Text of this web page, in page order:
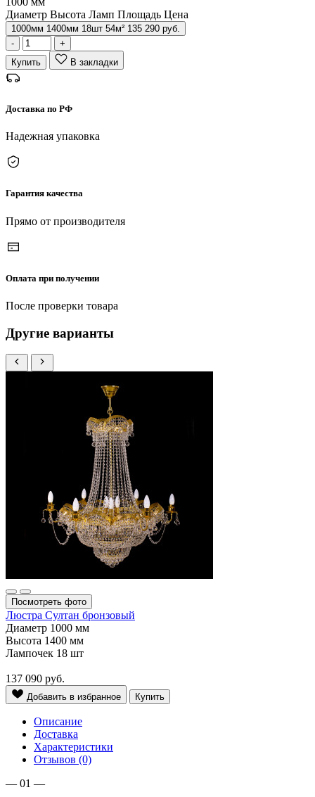
Диаметр Высота Ламп Площадь Цена
1000мм 1400мм 18шт 54м² 135 290 руб.
-
+
Купить
В закладки
Доставка по РФ
Надежная упаковка
Гарантия качества
Прямо от производителя
Оплата при получении
После проверки товара
Другие варианты
Посмотреть фото
Люстра Султан бронзовый
Диаметр 1000 мм
Высота 1400 мм
Лампочек 18 шт
137 090 руб.
Добавить в избранное Купить
Описание
Доставка
Характеристики
Отзывов (0)
— 01 —